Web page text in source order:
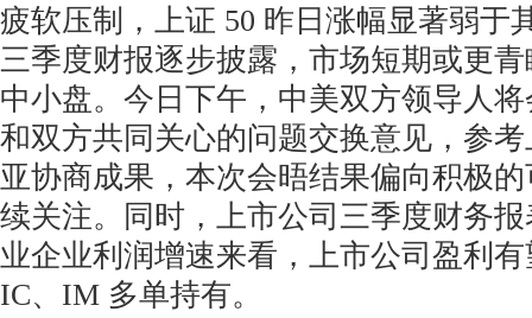
疲软压制，上证 50 昨日涨幅显著弱于
三季度财报逐步披露，市场短期或更
中小盘。今日下午，中美双方领导人
和双方共同关心的问题交换意见，参
亚协商成果，本次会晤结果偏向积极
续关注。同时，上市公司三季度财务
业企业利润增速来看，上市公司盈利
IC、IM 多单持有。